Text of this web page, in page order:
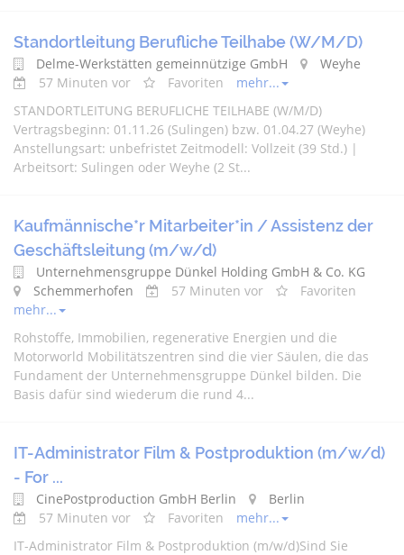
Standortleitung Berufliche Teilhabe (W/M/D)
Delme-Werkstätten gemeinnützige GmbH
Weyhe
57 Minuten vor
Favoriten
mehr...
STANDORTLEITUNG BERUFLICHE TEILHABE (W/M/D)
Vertragsbeginn: 01.11.26 (Sulingen) bzw. 01.04.27 (Weyhe)
Anstellungsart: unbefristet Zeitmodell: Vollzeit (39 Std.) |
Arbeitsort: Sulingen oder Weyhe (2 St...
Kaufmännische*r Mitarbeiter*in / Assistenz der
Geschäftsleitung (m/w/d)
Unternehmensgruppe Dünkel Holding GmbH & Co. KG
Schemmerhofen
57 Minuten vor
Favoriten
mehr...
Rohstoffe, Immobilien, regenerative Energien und die
Motorworld Mobilitätszentren sind die vier Säulen, die das
Fundament der Unternehmensgruppe Dünkel bilden. Die
Basis dafür sind wiederum die rund 4...
IT-Administrator Film & Postproduktion (m/w/d)
- For ...
CinePostproduction GmbH Berlin
Berlin
57 Minuten vor
Favoriten
mehr...
IT-Administrator Film & Postproduktion (m/w/d)Sind Sie